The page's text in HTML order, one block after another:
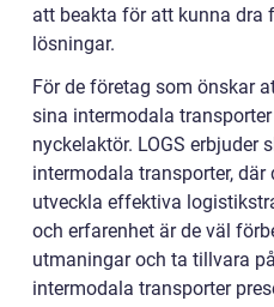
att beakta för att kunna dra
lösningar.
För de företag som önskar
sina intermodala transporter
nyckelaktör. LOGS erbjuder
intermodala transporter,
utveckla effektiva
och erfarenhet är de väl
utmaningar och ta tillvara
intermodala transporter